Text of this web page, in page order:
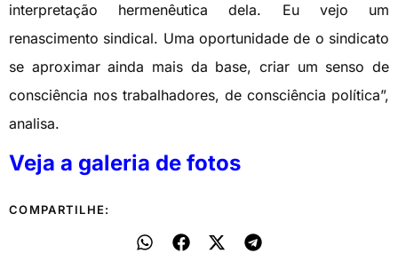
interpretação hermenêutica dela. Eu vejo um
renascimento sindical. Uma oportunidade de o sindicato
se aproximar ainda mais da base, criar um senso de
consciência nos trabalhadores, de consciência política”,
analisa.
Veja a galeria de fotos
COMPARTILHE: